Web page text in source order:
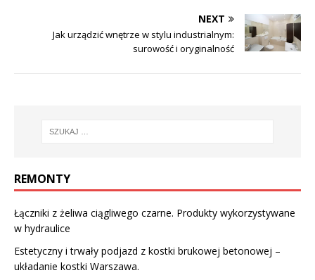
NEXT
Jak urządzić wnętrze w stylu industrialnym:
surowość i oryginalność
REMONTY
Łączniki z żeliwa ciągliwego czarne. Produkty wykorzystywane
w hydraulice
Estetyczny i trwały podjazd z kostki brukowej betonowej –
układanie kostki Warszawa.